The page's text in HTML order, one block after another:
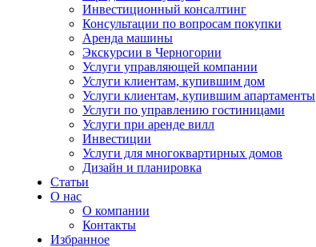
Инвестиционный консалтинг
Консультации по вопросам покупки
Аренда машины
Экскурсии в Черногории
Услуги управляющей компании
Услуги клиентам, купившим дом
Услуги клиентам, купившим апартаменты
Услуги по управлению гостиницами
Услуги при аренде вилл
Инвестиции
Услуги для многоквартирных домов
Дизайн и планировка
Статьи
О нас
О компании
Контакты
Избранное